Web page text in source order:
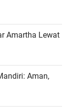
Amartha Lewat
Aman,